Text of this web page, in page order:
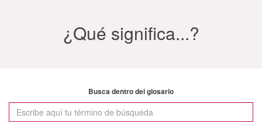
¿Qué significa...?
Busca dentro del glosario